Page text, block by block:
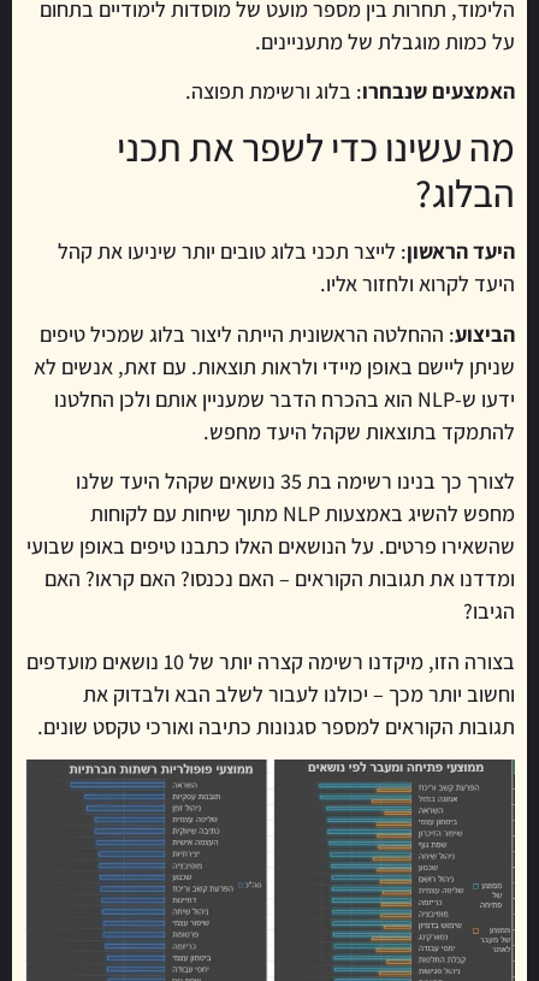
הלימוד, תחרות בין מספר מועט של מוסדות לימודיים בתחום
על כמות מוגבלת של מתעניינים.
האמצעים שנבחרו: בלוג ורשימת תפוצה.
מה עשינו כדי לשפר את תכני
הבלוג?
היעד הראשון: לייצר תכני בלוג טובים יותר שיניעו את קהל
היעד לקרוא ולחזור אליו.
הביצוע: ההחלטה הראשונית הייתה ליצור בלוג שמכיל טיפים
שניתן ליישם באופן מיידי ולראות תוצאות. עם זאת, אנשים לא
ידעו ש-NLP הוא בהכרח הדבר שמעניין אותם ולכן החלטנו
להתמקד בתוצאות שקהל היעד מחפש.
לצורך כך בנינו רשימה בת 35 נושאים שקהל היעד שלנו
מחפש להשיג באמצעות NLP מתוך שיחות עם לקוחות
שהשאירו פרטים. על הנושאים האלו כתבנו טיפים באופן שבועי
ומדדנו את תגובות הקוראים – האם נכנסו? האם קראו? האם
הגיבו?
בצורה הזו, מיקדנו רשימה קצרה יותר של 10 נושאים מועדפים
וחשוב יותר מכך – יכולנו לעבור לשלב הבא ולבדוק את
תגובות הקוראים למספר סגנונות כתיבה ואורכי טקסט שונים.